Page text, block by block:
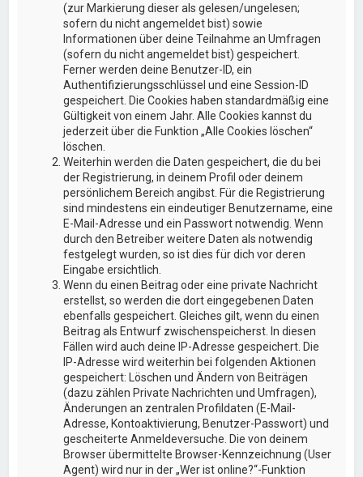
(zur Markierung dieser als gelesen/ungelesen;
sofern du nicht angemeldet bist) sowie
Informationen über deine Teilnahme an Umfragen
(sofern du nicht angemeldet bist) gespeichert.
Ferner werden deine Benutzer-ID, ein
Authentifizierungsschlüssel und eine Session-ID
gespeichert. Die Cookies haben standardmäßig eine
Gültigkeit von einem Jahr. Alle Cookies kannst du
jederzeit über die Funktion „Alle Cookies löschen“
löschen.
Weiterhin werden die Daten gespeichert, die du bei
der Registrierung, in deinem Profil oder deinem
persönlichem Bereich angibst. Für die Registrierung
sind mindestens ein eindeutiger Benutzername, eine
E-Mail-Adresse und ein Passwort notwendig. Wenn
durch den Betreiber weitere Daten als notwendig
festgelegt wurden, so ist dies für dich vor deren
Eingabe ersichtlich.
Wenn du einen Beitrag oder eine private Nachricht
erstellst, so werden die dort eingegebenen Daten
ebenfalls gespeichert. Gleiches gilt, wenn du einen
Beitrag als Entwurf zwischenspeicherst. In diesen
Fällen wird auch deine IP-Adresse gespeichert. Die
IP-Adresse wird weiterhin bei folgenden Aktionen
gespeichert: Löschen und Ändern von Beiträgen
(dazu zählen Private Nachrichten und Umfragen),
Änderungen an zentralen Profildaten (E-Mail-
Adresse, Kontoaktivierung, Benutzer-Passwort) und
gescheiterte Anmeldeversuche. Die von deinem
Browser übermittelte Browser-Kennzeichnung (User
Agent) wird nur in der „Wer ist online?“-Funktion